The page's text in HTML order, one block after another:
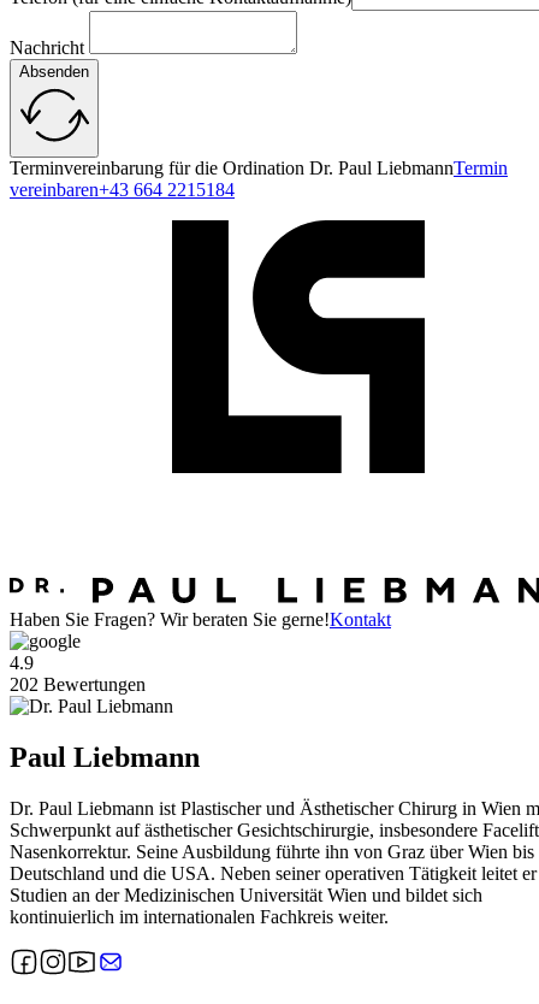
Haben Sie Fragen? Wir beraten Sie gerne!Kontakt
4.9
202 Bewertungen
Paul Liebmann
Dr. Paul Liebmann ist Plastischer und Ästhetischer Chirurg in Wien
Schwerpunkt auf ästhetischer Gesichtschirurgie, insbesondere
Nasenkorrektur. Seine Ausbildung führte ihn von Graz über Wien bis
Deutschland und die USA. Neben seiner operativen Tätigkeit leitet er
Studien an der Medizinischen Universität Wien und bildet sich
kontinuierlich im internationalen Fachkreis weiter.
Nachricht
Absenden
Terminvereinbarung für die Ordination Dr. Paul LiebmannTermin
vereinbaren+43 664 2215184